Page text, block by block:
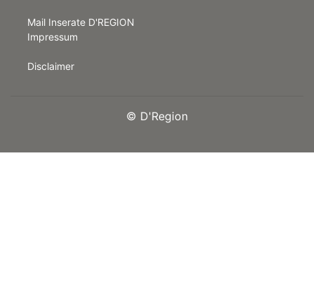
Mail Inserate D'REGION
Impressum
Disclaimer
© D'Region